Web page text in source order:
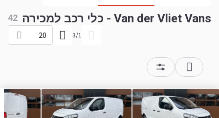
Van der Vliet Vans - כלי רכב למכירה 42
1
/
3
20